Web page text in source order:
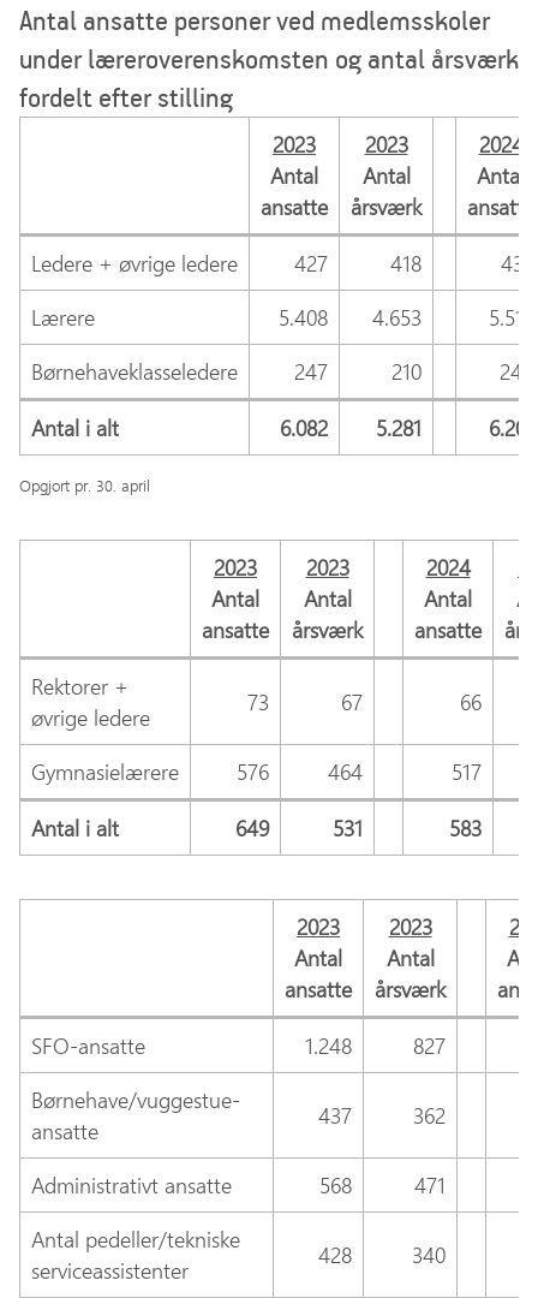
Antal ansatte personer ved medlemsskoler
under læreroverenskomsten og antal årsværk
fordelt efter stilling
2023
Antal
ansatte
2023
Antal
årsværk
2024
Antal
ansatte
Ledere + øvrige ledere
427 418
439
Lærere
5.408 4.653
5.518
Børnehaveklasseledere
247 210
244
Antal i alt
6.082 5.281 6.201
Opgjort pr. 30. april
2023
Antal
ansatte
2023
Antal
årsværk
2024
Antal
ansatte
Rektorer +
øvrige ledere
73 67 66
Gymnasielærere 576 464
517
Antal i alt
649 531 583
2023
Antal
ansatte
2023
Antal
årsværk
SFO-ansatte
1.248 827
Børnehave/vuggestue-
ansatte
437 362
Administrativt ansatte 568 471
Antal pedeller/tekniske
serviceassistenter
428 340